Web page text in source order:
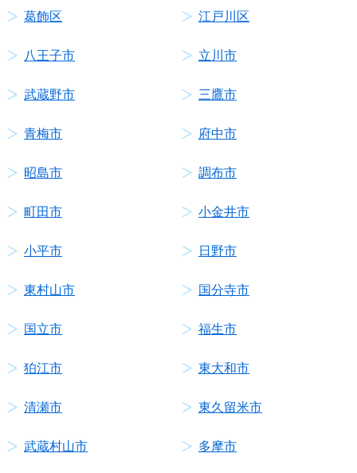
葛飾区 江戸川区
八王子市 立川市
武蔵野市 三鷹市
青梅市 府中市
昭島市 調布市
町田市 小金井市
小平市 日野市
東村山市 国分寺市
国立市 福生市
狛江市 東大和市
清瀬市 東久留米市
武蔵村山市 多摩市